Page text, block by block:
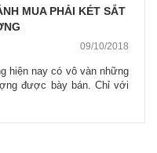
MUA PHẢI KÉT SẮT
09/10/2018
hiện nay có vô vàn những
được bày bán. Chỉ với